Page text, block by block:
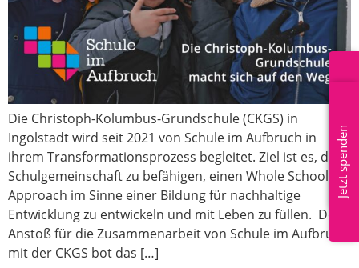
Mitglied werden
Jetzt spenden
Die Christoph-Kolumbus-Grundschule (CKGS) in
Ingolstadt wird seit 2021 von Schule im Aufbruch in
ihrem Transformationsprozess begleitet. Ziel ist es, die
Schulgemeinschaft zu befähigen, einen Whole School
Approach im Sinne einer Bildung für nachhaltige
Entwicklung zu entwickeln und mit Leben zu füllen. Den
Anstoß für die Zusammenarbeit von Schule im Aufbruch
mit der CKGS bot das […]